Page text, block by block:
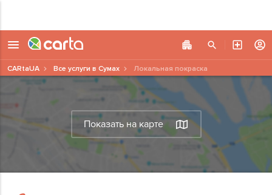
Показать на карте
CARtaUA Все услуги в Сумах Локальная покраска